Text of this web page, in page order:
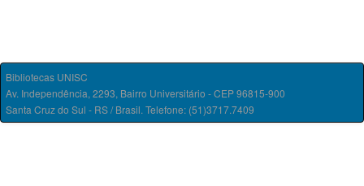
Bibliotecas UNISC
Av. Independência, 2293, Bairro Universitário - CEP 96815-900
Santa Cruz do Sul - RS / Brasil. Telefone: (51)3717.7409